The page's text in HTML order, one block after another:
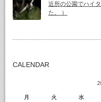
近所の公園でハイ
た。 ）
CALENDAR
月 火 水